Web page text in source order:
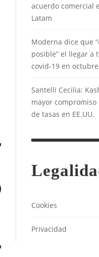
acuerdo comercial
Latam
Moderna dice que
posible” el llegar a
covid-19 en octubre
Santelli Cecilia:
mayor
de tasas en EE.UU.
Cookies
Privacidad